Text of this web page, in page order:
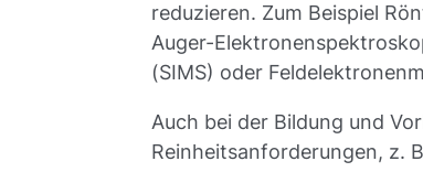
reduzieren. Zum Beispiel
Auger-
(SIMS) oder
Auch bei der Bildung und
Reinheitsanforderungen, z.